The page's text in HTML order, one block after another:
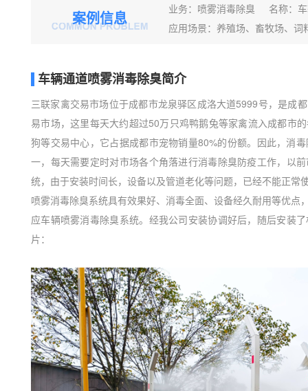
案例信息 业务：喷雾消毒除臭 名称：车
应用场景：养殖场、畜牧场、词
车辆通道喷雾消毒除臭简介
三联家禽交易市场位于成都市龙泉驿区成洛大道5999号，是成
易市场，这里每天大约超过50万只鸡鸭鹅兔等家禽流入成都市
狗等交易中心，它占据成都市宠物销量80%的份额。因此，消
一，每天需要定时对市场各个角落进行消毒除臭防疫工作，以
统，由于安装时间长，设备以及管道老化等问题，已经不能正常
喷雾消毒除臭系统具有效果好、消毒全面、设备经久耐用等优
应车辆喷雾消毒除臭系统。经我公司安装协调好后，随后安装
片：